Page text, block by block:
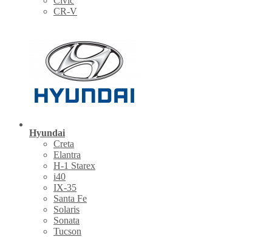
CR-V
Hyundai
Creta
Elantra
H-1 Starex
i40
IX-35
Santa Fe
Solaris
Sonata
Tucson